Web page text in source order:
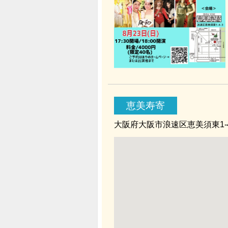
恵美寿寄
大阪府大阪市浪速区恵美須東